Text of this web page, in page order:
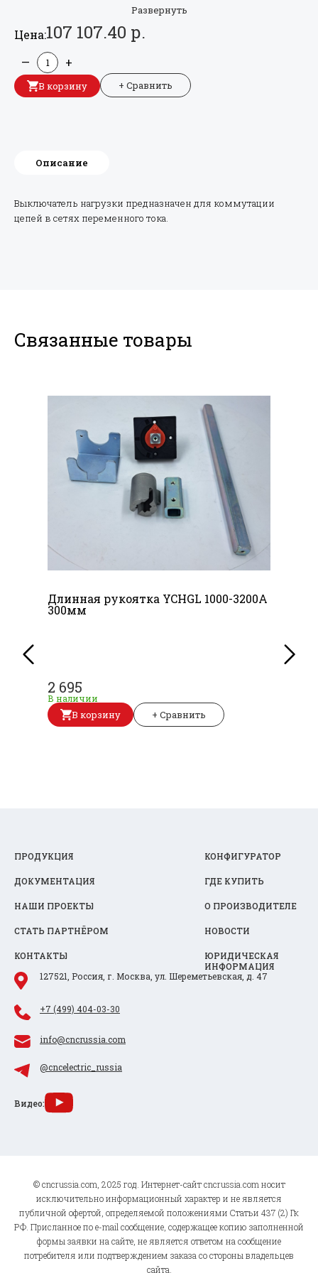
Развернуть
Цена:107 107.40 р.
— +
В корзину + Сравнить
Описание
Выключатель нагрузки предназначен для коммутации
цепей в сетях переменного тока.
Связанные товары
Длинная рукоятка YCHGL 1000-3200A
300мм
2 695
В наличии
В корзину + Сравнить
ПРОДУКЦИЯ КОНФИГУРАТОР
ДОКУМЕНТАЦИЯ ГДЕ КУПИТЬ
НАШИ ПРОЕКТЫ О ПРОИЗВОДИТЕЛЕ
СТАТЬ ПАРТНЁРОМ НОВОСТИ
КОНТАКТЫ
ЮРИДИЧЕСКАЯ
ИНФОРМАЦИЯ
127521, Россия, г. Москва, ул. Шереметьевская, д. 47
+7 (499) 404-03-30
info@cncrussia.com
@cncelectric_russia
Видео:
© cncrussia.com, 2025 год. Интернет-сайт cncrussia.com носит
исключительно информационный характер и не является
публичной офертой, определяемой положениями Статьи 437 (2) Гк
РФ. Присланное по e-mail сообщение, содержащее копию заполненной
формы заявки на сайте, не является ответом на сообщение
потребителя или подтверждением заказа со стороны владельцев
сайта.